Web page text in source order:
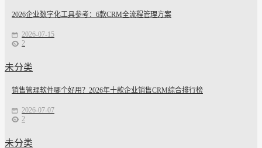
2026企业数字化工具参考：6款CRM全流程管理方案
2026-07-15
2
未分类
销售管理软件哪个好用？2026年十款企业销售CRM综合排行榜
2026-07-07
2
未分类